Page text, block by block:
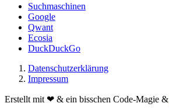
Suchmaschinen
Google
Qwant
Ecosia
DuckDuckGo
Datenschutzerklärung
Impressum
Erstellt mit ❤ & ein bisschen Code-Magie &